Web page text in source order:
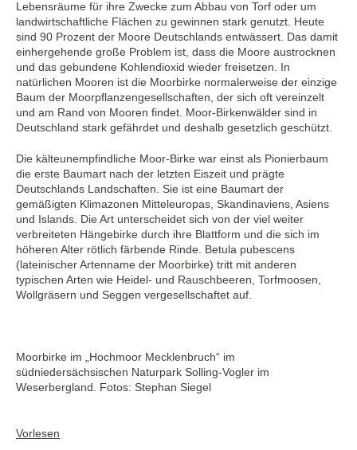
Lebensräume für ihre Zwecke zum Abbau von Torf oder um
landwirtschaftliche Flächen zu gewinnen stark genutzt. Heute
sind 90 Prozent der Moore Deutschlands entwässert. Das damit
einhergehende große Problem ist, dass die Moore austrocknen
und das gebundene Kohlendioxid wieder freisetzen. In
natürlichen Mooren ist die Moorbirke normalerweise der einzige
Baum der Moorpflanzengesellschaften, der sich oft vereinzelt
und am Rand von Mooren findet. Moor-Birkenwälder sind in
Deutschland stark gefährdet und deshalb gesetzlich geschützt.
Die kälteunempfindliche Moor-Birke war einst als Pionierbaum
die erste Baumart nach der letzten Eiszeit und prägte
Deutschlands Landschaften. Sie ist eine Baumart der
gemäßigten Klimazonen Mitteleuropas, Skandinaviens, Asiens
und Islands. Die Art unterscheidet sich von der viel weiter
verbreiteten Hängebirke durch ihre Blattform und die sich im
höheren Alter rötlich färbende Rinde. Betula pubescens
(lateinischer Artenname der Moorbirke) tritt mit anderen
typischen Arten wie Heidel- und Rauschbeeren, Torfmoosen,
Wollgräsern und Seggen vergesellschaftet auf.
Moorbirke im „Hochmoor Mecklenbruch“ im
südniedersächsischen Naturpark Solling-Vogler im
Weserbergland. Fotos: Stephan Siegel
Vorlesen